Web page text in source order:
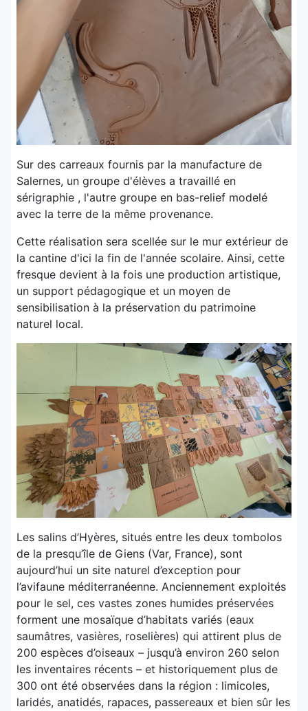
Sur des carreaux fournis par la manufacture de
Salernes, un groupe d'élèves a travaillé en
sérigraphie , l'autre groupe en bas-relief modelé
avec la terre de la même provenance.
Cette réalisation sera scellée sur le mur extérieur de
la cantine d'ici la fin de l'année scolaire. Ainsi, cette
fresque devient à la fois une production artistique,
un support pédagogique et un moyen de
sensibilisation à la préservation du patrimoine
naturel local.
Les salins d’Hyères, situés entre les deux tombolos
de la presqu’île de Giens (Var, France), sont
aujourd’hui un site naturel d’exception pour
l’avifaune méditerranéenne. Anciennement exploités
pour le sel, ces vastes zones humides préservées
forment une mosaïque d’habitats variés (eaux
saumâtres, vasières, roselières) qui attirent plus de
200 espèces d’oiseaux – jusqu’à environ 260 selon
les inventaires récents – et historiquement plus de
300 ont été observées dans la région : limicoles,
laridés, anatidés, rapaces, passereaux et bien sûr les